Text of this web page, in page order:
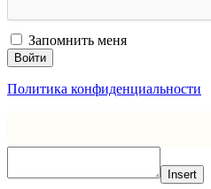
Запомнить меня
Войти
Политика конфиденциальности
Insert